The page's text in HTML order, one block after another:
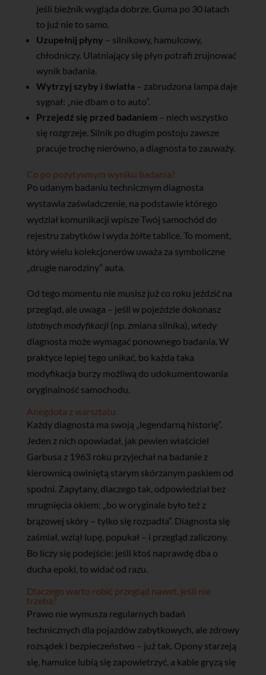
jeśli bieżnik wygląda dobrze. Guma po 30 latach
to już nie to samo.
Uzupełnij płyny – silnikowy, hamulcowy,
chłodniczy. Ulatniający się płyn potrafi zrujnować
wynik badania.
Wytrzyj szyby i światła– zabrudzona lampa daje
sygnał: „nie dbam o to auto”.
Przejedź się przed badaniem– niech wszystko
się rozgrzeje. Silnik po długim postoju zawsze
pracuje trochę nierówno, a diagnosta to zauważy.
Co po pozytywnym wyniku badania?
Po udanym badaniu technicznym diagnosta
wystawia zaświadczenie, na podstawie którego
wydział komunikacji wpisze Twój samochód do
rejestru zabytków i wyda żółte tablice. To moment,
który wielu kolekcjonerów uważa za symboliczne
„drugie narodziny” auta.
Od tego momentu nie musisz już co roku jeździć na
przegląd, ale uwaga – jeśli w pojeździe dokonasz
istotnych modyfikacji (np. zmiana silnika), wtedy
diagnosta może wymagać ponownego badania. W
praktyce lepiej tego unikać, bo każda taka
modyfikacja burzy możliwą do udokumentowania
oryginalność samochodu.
Anegdota z warsztatu
Każdy diagnosta ma swoją „legendarną historię”.
Jeden z nich opowiadał, jak pewien właściciel
Garbusa z 1963 roku przyjechał na badanie z
kierownicą owiniętą starym skórzanym paskiem od
spodni. Zapytany, dlaczego tak, odpowiedział bez
mrugnięcia okiem: „bo w oryginale było też z
brązowej skóry – tylko się rozpadła”. Diagnosta się
zaśmiał, wziął lupę, popukał – i przegląd zaliczony.
Bo liczy się podejście: jeśli ktoś naprawdę dba o
ducha epoki, to widać od razu.
Dlaczego warto robić przegląd nawet, jeśli nie
trzeba?
Prawo nie wymusza regularnych badań
technicznych dla pojazdów zabytkowych, ale zdrowy
rozsądek i bezpieczeństwo – już tak. Opony starzeją
się, hamulce lubią się zapowietrzyć, a kable gryzą się